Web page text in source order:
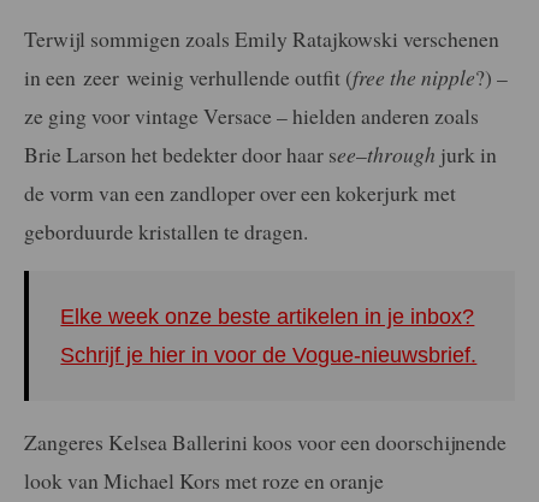
Terwijl sommigen zoals Emily Ratajkowski verschenen
in een zeer weinig verhullende outfit (free the nipple?) –
ze ging voor vintage Versace – hielden anderen zoals
Brie Larson het bedekter door haar see–through jurk in
de vorm van een zandloper over een kokerjurk met
geborduurde kristallen te dragen.
Elke week onze beste artikelen in je inbox?
Schrijf je hier in voor de Vogue-nieuwsbrief.
Zangeres Kelsea Ballerini koos voor een doorschijnende
look van Michael Kors met roze en oranje